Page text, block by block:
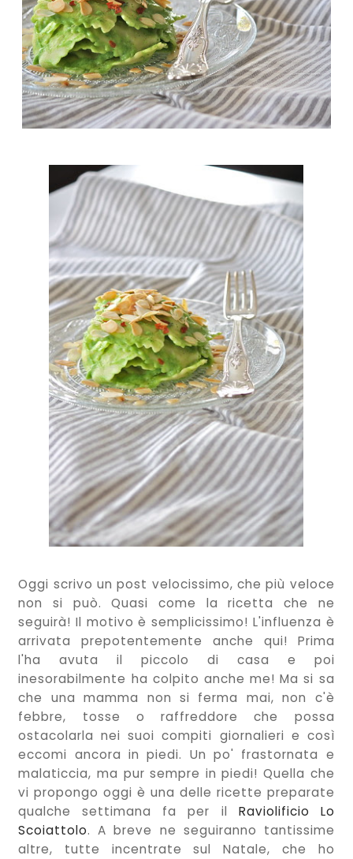
Oggi scrivo un post velocissimo, che più veloce
non si può. Quasi come la ricetta che ne
seguirà! Il motivo è semplicissimo! L'influenza è
arrivata prepotentemente anche qui! Prima
l'ha avuta il piccolo di casa e poi
inesorabilmente ha colpito anche me! Ma si sa
che una mamma non si ferma mai, non c'è
febbre, tosse o raffreddore che possa
ostacolarla nei suoi compiti giornalieri e così
eccomi ancora in piedi. Un po' frastornata e
malaticcia, ma pur sempre in piedi! Quella che
vi propongo oggi è una delle ricette preparate
qualche settimana fa per il Raviolificio Lo
Scoiattolo. A breve ne seguiranno tantissime
altre, tutte incentrate sul Natale, che ho